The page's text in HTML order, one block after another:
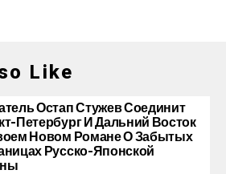
Like
Остап Стужев Соединит
Петербург И Дальний Восток
Новом Романе О Забытых
Русско-Японской